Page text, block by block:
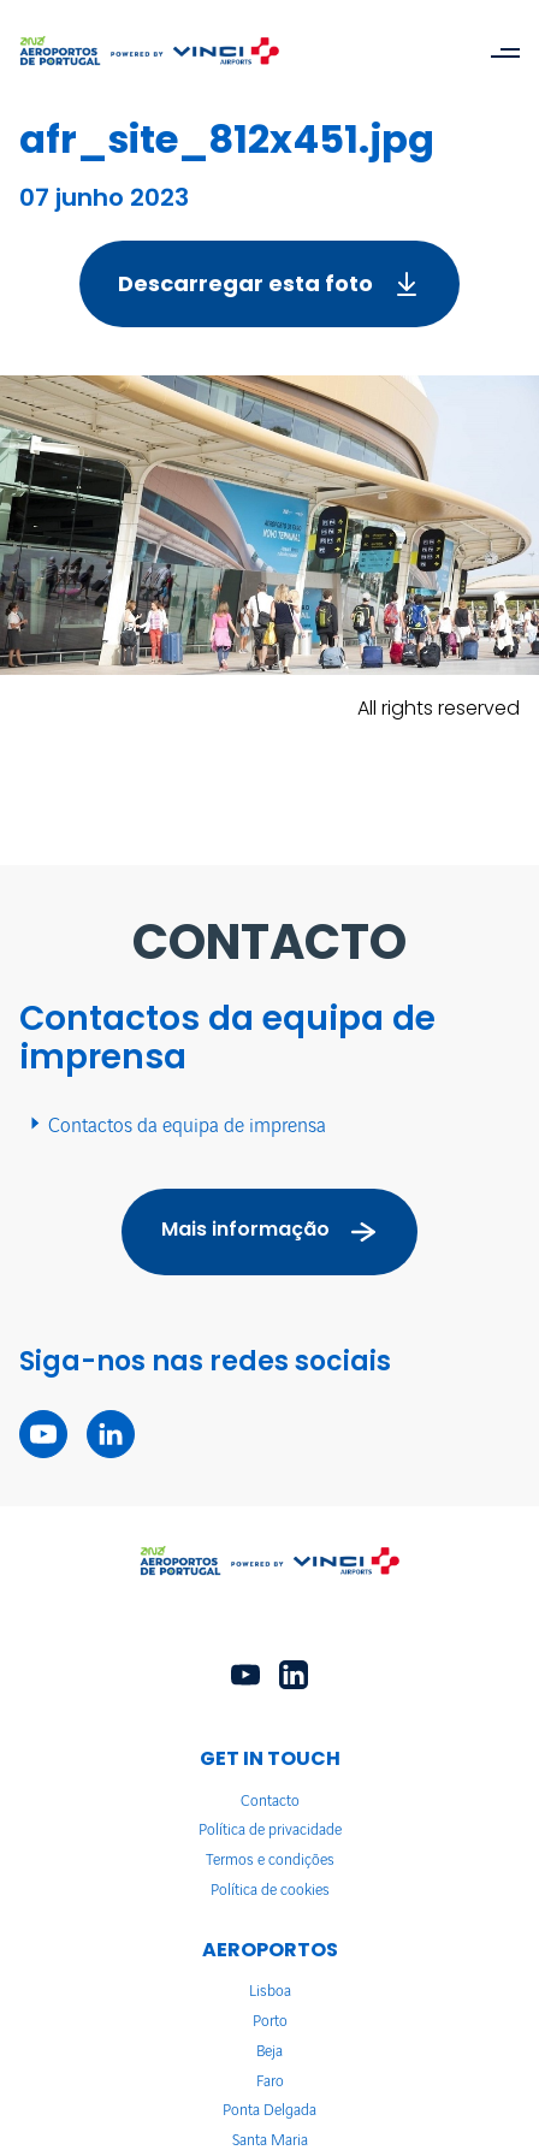
afr_site_812x451.jpg
07 junho 2023
Descarregar esta foto
All rights reserved
CONTACTO
Contactos da equipa de
imprensa
Contactos da equipa de imprensa
Mais informação
Siga-nos nas redes sociais
GET IN TOUCH
Contacto
Política de privacidade
Termos e condições
Política de cookies
AEROPORTOS
Lisboa
Porto
Beja
Faro
Ponta Delgada
Santa Maria